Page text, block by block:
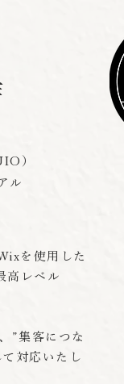
）
ル
を使用した
高レベル
”集客につな
対応いたし